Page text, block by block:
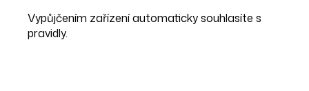
Vypůjčením zařízení automaticky souhlasíte s
pravidly.